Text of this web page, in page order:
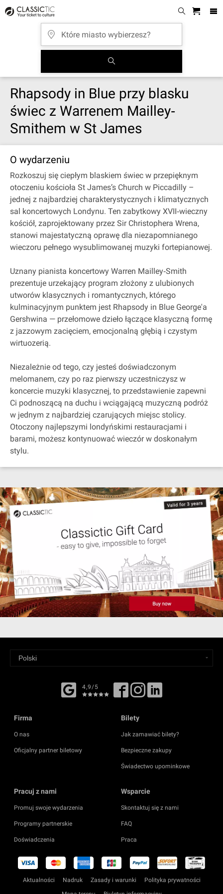
Rhapsody in Blue przy blasku
świec z Warrenem Mailley‐
Smithem w St James
O wydarzeniu
Rozkoszuj się ciepłym blaskiem świec w przepięknym
otoczeniu kościoła St James’s Church w Piccadilly –
jednej z najbardziej charakterystycznych i klimatycznych
sal koncertowych Londynu. Ten zabytkowy XVII‐wieczny
kościół, zaprojektowany przez Sir Christophera Wrena,
stanowi majestatyczną oprawę dla niezapomnianego
wieczoru pełnego wysublimowanej muzyki fortepianowej.
Uznany pianista koncertowy Warren Mailley‐Smith
prezentuje urzekający program złożony z ulubionych
utworów klasycznych i romantycznych, którego
kulminacyjnym punktem jest Rhapsody in Blue George'a
Gershwina — przełomowe dzieło łączące klasyczną formę
z jazzowym zacięciem, emocjonalną głębią i czystym
wirtuozerią.
Niezależnie od tego, czy jesteś doświadczonym
melomanem, czy po raz pierwszy uczestniczysz w
koncercie muzyki klasycznej, to przedstawienie zapewni
Ci podnoszącą na duchu i wciągającą muzyczną podróż
w jednym z najbardziej czarujących miejsc stolicy.
Otoczony najlepszymi londyńskimi restauracjami i
barami, możesz kontynuować wieczór w doskonałym
stylu.
4,9/5
Firma
O nas
Oficjalny partner biletowy
Bilety
Jak zamawiać bilety?
Bezpieczne zakupy
Świadectwo upominkowe
Pracuj z nami
Promuj swoje wydarzenia
Programy partnerskie
Doświadczenia
Wsparcie
Skontaktuj się z nami
FAQ
Praca
Aktualności Nadruk Zasady i warunki
Polityka prywatności